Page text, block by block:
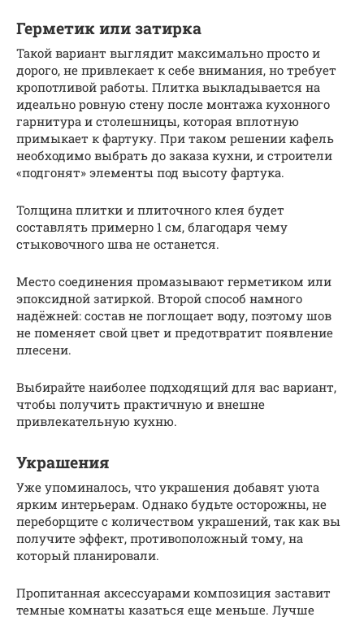
Герметик или затирка
Такой вариант выглядит максимально просто и
дорого, не привлекает к себе внимания, но требует
кропотливой работы. Плитка выкладывается на
идеально ровную стену после монтажа кухонного
гарнитура и столешницы, которая вплотную
примыкает к фартуку. При таком решении кафель
необходимо выбрать до заказа кухни, и строители
«подгонят» элементы под высоту фартука.
Толщина плитки и плиточного клея будет
составлять примерно 1 см, благодаря чему
стыковочного шва не останется.
Место соединения промазывают герметиком или
эпоксидной затиркой. Второй способ намного
надёжней: состав не поглощает воду, поэтому шов
не поменяет свой цвет и предотвратит появление
плесени.
Выбирайте наиболее подходящий для вас вариант,
чтобы получить практичную и внешне
привлекательную кухню.
Украшения
Уже упоминалось, что украшения добавят уюта
ярким интерьерам. Однако будьте осторожны, не
переборщите с количеством украшений, так как вы
получите эффект, противоположный тому, на
который планировали.
Пропитанная аксессуарами композиция заставит
темные комнаты казаться еще меньше. Лучше